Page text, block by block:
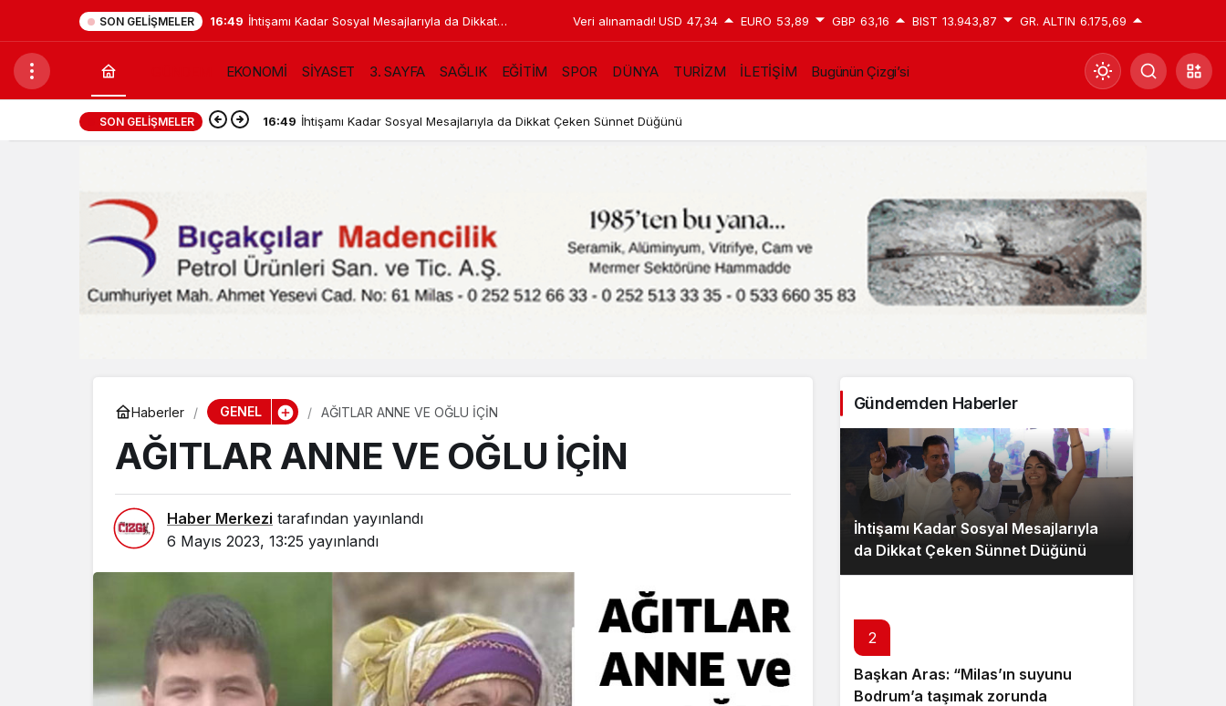
SON GELIŞMELER 16:49 İhtişamı Kadar Sosyal Mesajlarıyla da Dikkat Veri alınamadı! USD 47,34 EURO 53,89 GBP 63,16 BIST 13.943,87 GR. ALTIN 6.175,69
EKONOMİ SİYASET 3. SAYFA SAĞLIK EĞİTİM SPOR DÜNYA TURİZM İLETİŞİM Bugünün Çizgi’si
Mod
değiştir
Gündüz Modu
Gündüz modunu seçin.
Gece Modu
Gece modunu seçin.
SON GELIŞMELER 16:49 İhtişamı Kadar Sosyal Mesajlarıyla da Dikkat Çeken Sünnet Düğünü
Haberler GENEL AĞITLAR ANNE VE OĞLU İÇİN
AĞITLAR ANNE VE OĞLU İÇİN
Haber Merkezi tarafından yayınlandı
6 Mayıs 2023, 13:25 yayınlandı
Gündemden Haberler
İhtişamı Kadar Sosyal Mesajlarıyla
da Dikkat Çeken Sünnet Düğünü
2
Başkan Aras: “Milas’ın suyunu
Bodrum’a taşımak zorunda